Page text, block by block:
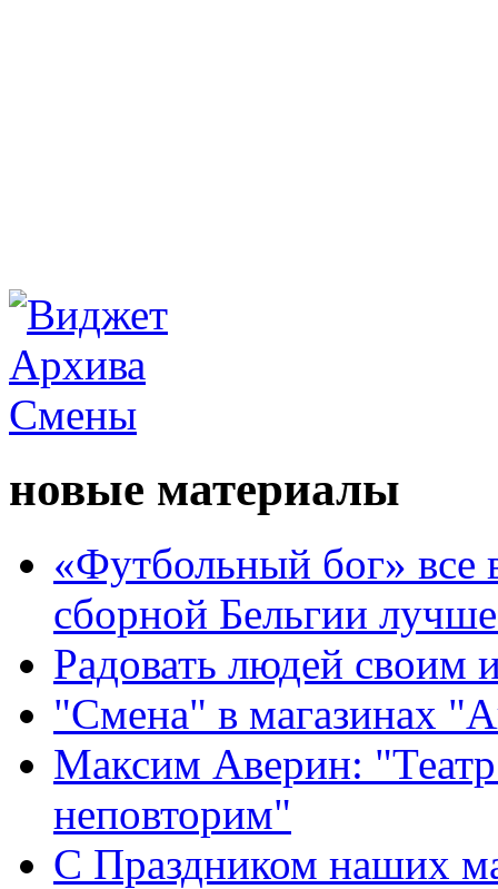
новые материалы
«Футбольный бог» все
сборной Бельгии
Радовать людей своим
"Смена" в магазинах
Максим Аверин:
неповторим"
С Праздником наших